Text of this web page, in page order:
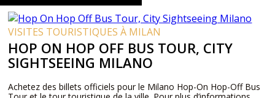
VISITES TOURISTIQUES À MILAN
HOP ON HOP OFF BUS TOUR, CITY
SIGHTSEEING MILANO
Achetez des billets officiels pour le Milano Hop-On Hop-Off Bus